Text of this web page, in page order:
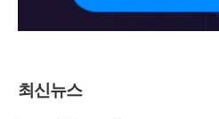
최신뉴스